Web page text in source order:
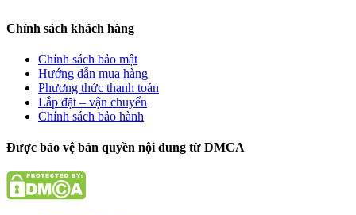
Chính sách khách hàng
Chính sách bảo mật
Hướng dẫn mua hàng
Phương thức thanh toán
Lắp đặt – vận chuyển
Chính sách bảo hành
Được bảo vệ bản quyền nội dung từ DMCA